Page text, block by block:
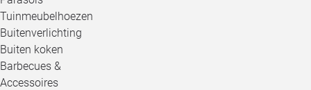
Tuinmeubelhoezen
Buitenverlichting
Buiten koken
Barbecues &
Accessoires